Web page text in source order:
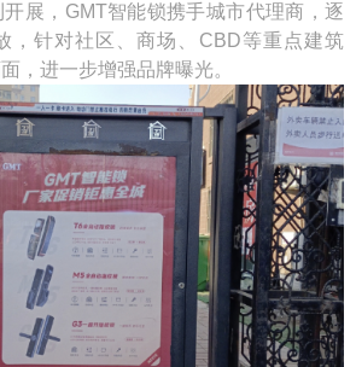
展，GMT智能锁携手城市代理商，逐
，针对社区、商场、CBD等重点建筑
，进一步增强品牌曝光。